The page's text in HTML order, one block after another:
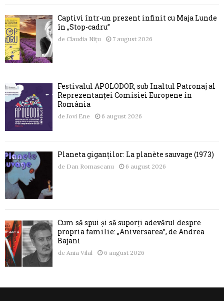
Captivi într-un prezent infinit cu Maja Lunde
în „Stop-cadru”
de Claudia Nițu 7 august 2026
Festivalul APOLODOR, sub Înaltul Patronaj al
Reprezentanței Comisiei Europene în
România
de Jovi Ene 6 august 2026
Planeta giganților: La planète sauvage (1973)
de Dan Romascanu 6 august 2026
Cum să spui și să suporți adevărul despre
propria familie: „Aniversarea”, de Andrea
Bajani
de Ania Vilal 6 august 2026